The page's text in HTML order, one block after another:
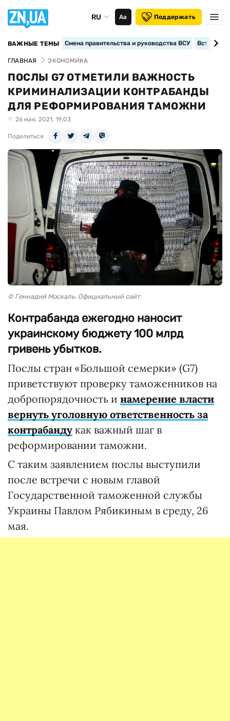
RU Аа Поддержать
ВАЖНЫЕ ТЕМЫ Смена правительства и руководства ВСУ
ГЛАВНАЯ ЭКОНОМИКА
ПОСЛЫ G7 ОТМЕТИЛИ ВАЖНОСТЬ
КРИМИНАЛИЗАЦИИ КОНТРАБАНДЫ
ДЛЯ РЕФОРМИРОВАНИЯ ТАМОЖНИ
26 мая, 2021, 19:03
Поделиться
© Геннадий Москаль. Официальный сайт
Контрабанда ежегодно наносит
украинскому бюджету 100 млрд
гривень убытков.
Послы стран «Большой семерки» (G7)
приветствуют проверку таможенников на
добропорядочность и намерение власти
вернуть уголовную ответственность за
контрабанду как важный шаг в
реформировании таможни.
С таким заявлением послы выступили
после встречи с новым главой
Государственной таможенной службы
Украины Павлом Рябикиным в среду, 26
мая.